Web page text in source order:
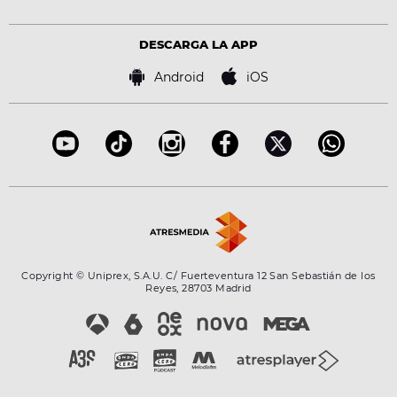
Virales
Bases de concursos
DESCARGA LA APP
Android iOS
Copyright © Uniprex, S.A.U. C/ Fuerteventura 12 San Sebastián de los
Reyes, 28703 Madrid